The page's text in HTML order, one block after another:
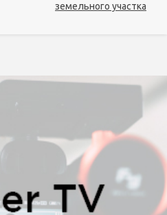
земельного участка